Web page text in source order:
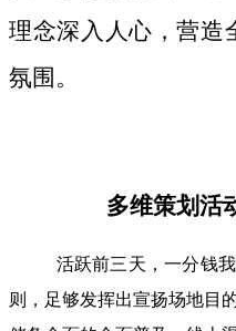
理念深入人心，营造
氛围。
多维策划活
活跃前三天，一分钱
则，足够发挥出宣扬场地目